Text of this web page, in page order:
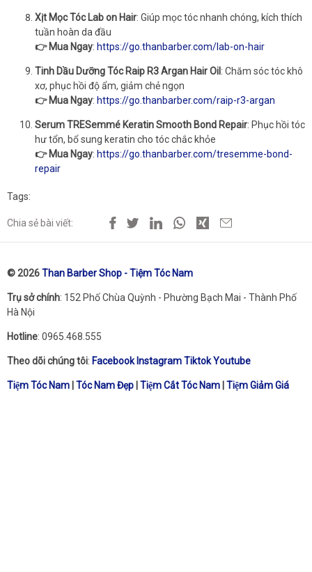
Xịt Mọc Tóc Lab on Hair: Giúp mọc tóc nhanh chóng, kích thích
tuần hoàn da đầu
👉 Mua Ngay: https://go.thanbarber.com/lab-on-hair
Tinh Dầu Dưỡng Tóc Raip R3 Argan Hair Oil : Chăm sóc tóc khô
xơ, phục hồi độ ẩm, giảm chẻ ngọn
👉 Mua Ngay: https://go.thanbarber.com/raip-r3-argan
Serum TRESemmé Keratin Smooth Bond Repair: Phục hồi tóc
hư tổn, bổ sung keratin cho tóc chắc khỏe
👉 Mua Ngay: https://go.thanbarber.com/tresemme-bond-
repair
Tags:
Chia sẻ bài viết:
© 2026Than Barber Shop - Tiệm Tóc Nam
Trụ sở chính: 152 Phố Chùa Quỳnh - Phường Bạch Mai - Thành Phố
Hà Nội
Hotline: 0965.468.555
Theo dõi chúng tôi: Facebook InstagramTiktokYoutube
Tiệm Tóc Nam Tóc Nam Đẹp Tiệm Cắt Tóc Nam Tiệm Giảm Giá